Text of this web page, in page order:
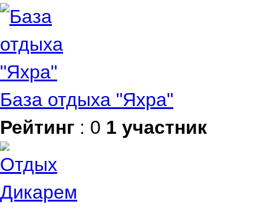
База отдыха "Яхра"
Рейтинг : 0 1 участник